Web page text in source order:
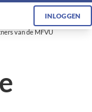
INLOGGEN
van de MFVU